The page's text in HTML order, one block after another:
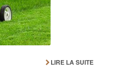
LIRE LA SUITE